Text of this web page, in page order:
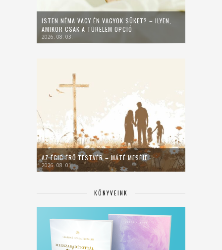
ISTEN NÉMA VAGY ÉN VAGYOK SÜKET? – ILYEN,
AMIKOR CSAK A TÜRELEM OPCIÓ
2026. 08. 03.
AZ ÉGIG ÉRŐ TESTVÉR – MÁTÉ MESÉJE
2026. 08. 01.
KÖNYVEINK